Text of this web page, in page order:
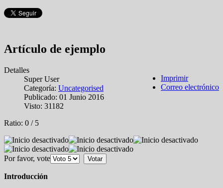
Artículo de ejemplo
Imprimir
Correo electrónico
Detalles
Super User
Categoría: Uncategorised
Publicado: 01 Junio 2016
Visto: 31182
Ratio: 0 / 5
Por favor, vote
Introducción